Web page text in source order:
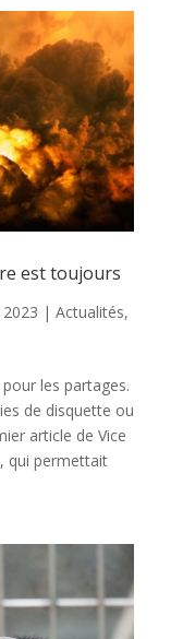
est toujours
| Actualités,
les partages.
de disquette ou
article de Vice
qui permettait